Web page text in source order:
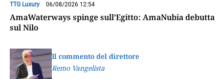
TTG Luxury 06/08/2026 12:54
AmaWaterways spinge sull’Egitto: AmaNubia debutta
sul Nilo
Il commento del direttore
Remo Vangelista